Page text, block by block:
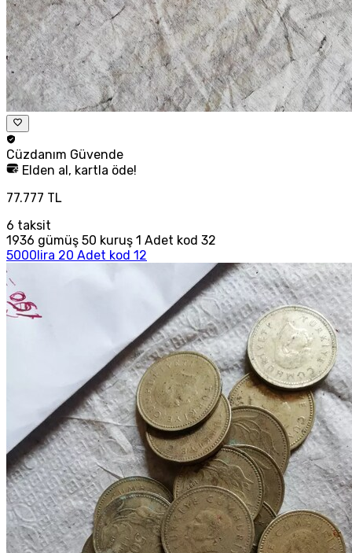
Cüzdanım Güvende
Elden al, kartla öde!
77.777 TL
6 taksit
1936 gümüş 50 kuruş 1 Adet kod 32
5000lira 20 Adet kod 12